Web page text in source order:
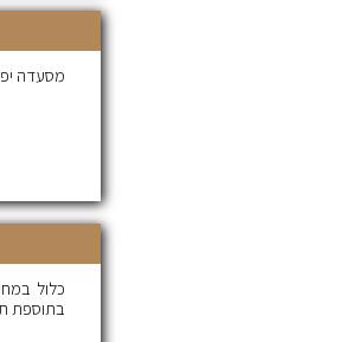
מסעדה
בתוספת